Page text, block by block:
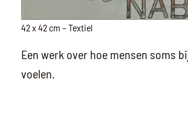
42 x 42 cm – Textiel
Een werk over hoe mensen soms
voelen.